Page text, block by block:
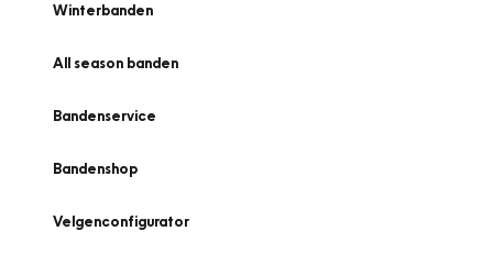
Winterbanden
All season banden
Bandenservice
Bandenshop
Velgenconfigurator